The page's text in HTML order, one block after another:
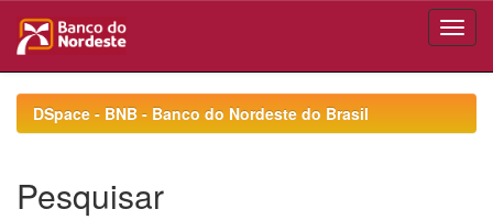
navigationDSpace - BNB - Banco do Nordeste do Brasil
Pesquisar